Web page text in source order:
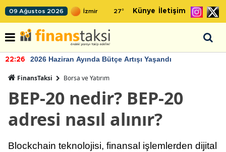
09 Ağustos 2026 27° Künye İletişim
22:26 2026 Haziran Ayında Bütçe Artışı Yaşandı
FinansTaksi Borsa ve Yatırım
BEP-20 nedir? BEP-20
adresi nasıl alınır?
Blockchain teknolojisi, finansal işlemlerden dijital